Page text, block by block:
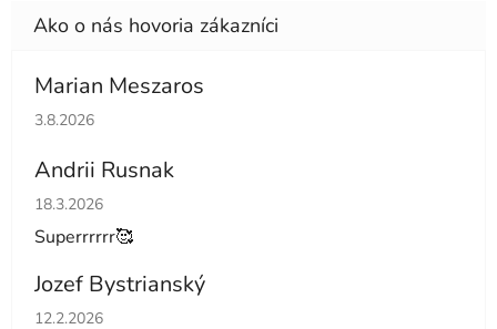
Marian Meszaros
Hodnotenie obchodu je 5 z 5 hviezdičiek.
3.8.2026
Andrii Rusnak
Hodnotenie obchodu je 5 z 5 hviezdičiek.
18.3.2026
Superrrrrr🥰
Jozef Bystrianský
Hodnotenie obchodu je 5 z 5 hviezdičiek.
12.2.2026